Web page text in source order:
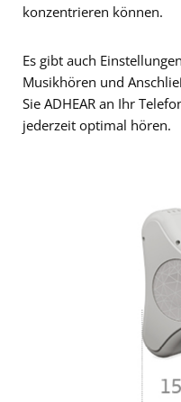
konzentrieren können.
Es gibt auch
Musikhören und
Sie ADHEAR an Ihr
jederzeit optimal hören.